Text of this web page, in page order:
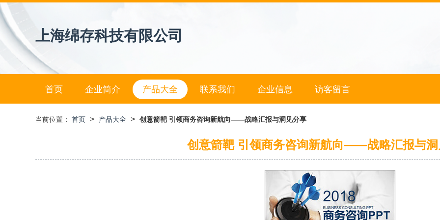
上海绵存科技有限公司
首页 企业简介 产品大全 联系我们 企业信息 访客留言
当前位置： 首页 > 产品大全 > 创意箭靶 引领商务咨询新航向——战略汇报与洞见分享
创意箭靶 引领商务咨询新航向——战略汇报与洞